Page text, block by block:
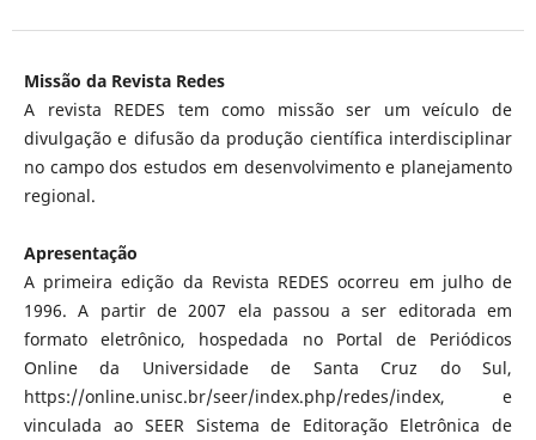
Missão da Revista Redes
A revista REDES tem como missão ser um veículo de
divulgação e difusão da produção científica interdisciplinar
no campo dos estudos em desenvolvimento e planejamento
regional.
Apresentação
A primeira edição da Revista REDES ocorreu em julho de
1996. A partir de 2007 ela passou a ser editorada em
formato eletrônico, hospedada no Portal de Periódicos
Online da Universidade de Santa Cruz do Sul,
https://online.unisc.br/seer/index.php/redes/index, e
vinculada ao SEER Sistema de Editoração Eletrônica de